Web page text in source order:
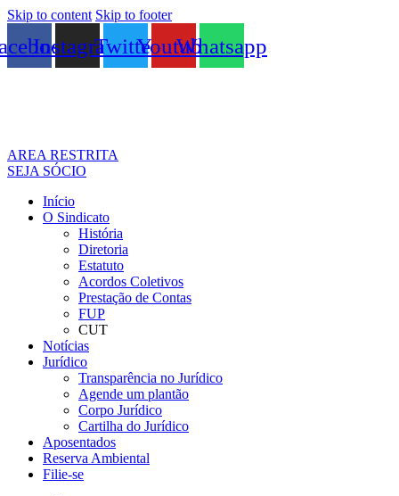
Skip to content Skip to footer
InstagramTwitterYoutubeWhatsapp
AREA RESTRITA
SEJA SÓCIO
Início
O Sindicato
História
Diretoria
Estatuto
Acordos Coletivos
Prestação de Contas
FUP
CUT
Notícias
Jurídico
Transparência no Jurídico
Agende um plantão
Corpo Jurídico
Cartilha do Jurídico
Aposentados
Reserva Ambiental
Filie-se